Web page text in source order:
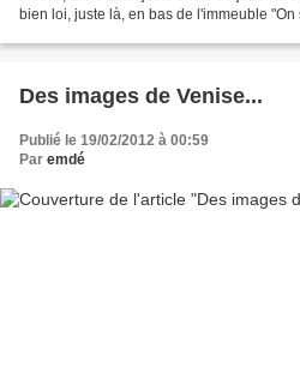
bien loi, juste là, en bas de l'immeuble "On
Des images de Venise...
Publié le 19/02/2012 à 00:59
Par emdé